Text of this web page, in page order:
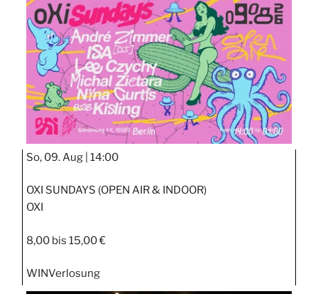
STIPP
So, 09. Aug | 14:00
OXI SUNDAYS (OPEN AIR & INDOOR)
OXI
8,00 bis 15,00 €
WINVerlosung